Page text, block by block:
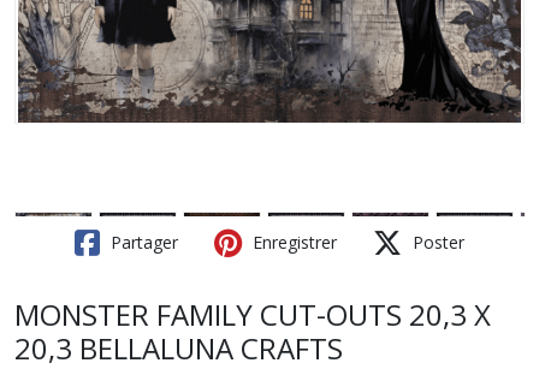
Partager Enregistrer Poster
MONSTER FAMILY CUT-OUTS 20,3 X
20,3 BELLALUNA CRAFTS